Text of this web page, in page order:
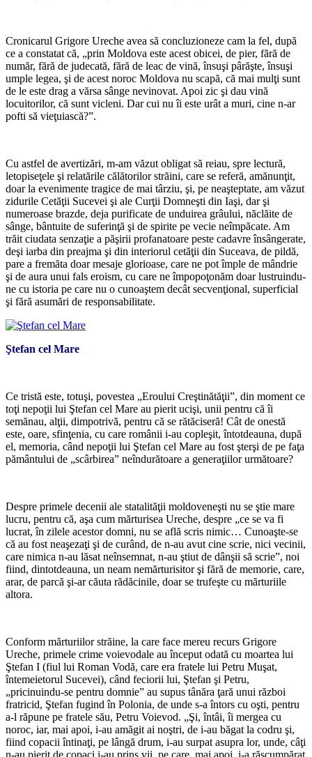
Cronicarul Grigore Ureche avea să concluzioneze cam la fel, după
ce a constatat că, „prin Moldova este acest obicei, de pier, fără de
număr, fără de judecată, fără de leac de vină, însuşi pârăşte, însuşi
umple legea, şi de acest noroc Moldova nu scapă, că mai mulţi sunt
de le este drag a vărsa sânge nevinovat. Apoi zic şi dau vină
locuitorilor, că sunt vicleni. Dar cui nu îi este urât a muri, cine n-ar
pofti să vieţuiască?”.
Cu astfel de avertizări, m-am văzut obligat să reiau, spre lectură,
letopiseţele şi relatările călătorilor străini, care se referă, amănunţit,
doar la evenimente tragice de mai târziu, şi, pe neaşteptate, am văzut
zidurile Cetăţii Sucevei şi ale Curţii Domneşti din Iaşi, dar şi
numeroase brazde, deja purificate de unduirea grâului, năclăite de
sânge, bântuite de suferinţă şi de spirite pe vecie neîmpăcate. Am
trăit ciudata senzaţie a păşirii profanatoare peste cadavre însângerate,
deşi iarba din preajma şi din interiorul cetăţii din Suceava, de pildă,
pare a fremăta doar mesaje glorioase, care ne pot împle de mândrie
şi de aura unui fals eroism, cu care ne împopoţonăm doar lustruindu-
ne cu istoria pe care nu o cunoaştem decât secvenţional, superficial
şi fără asumări de responsabilitate.
Ştefan cel Mare
Ce tristă este, totuşi, povestea „Eroului Creştinătăţii”, din moment ce
toţi nepoţii lui Ştefan cel Mare au pierit ucişi, unii pentru că îi
semănau, alţii, dimpotrivă, pentru că se rătăciseră! Cât de onestă
este, oare, sfinţenia, cu care românii i-au copleşit, întotdeauna, după
el, memoria, când nepoţii lui Ştefan cel Mare au fost şterşi de pe faţa
pământului de „scârbirea” neîndurătoare a generaţiilor următoare?
Despre primele decenii ale statalităţii moldoveneşti nu se ştie mare
lucru, pentru că, aşa cum mărturisea Ureche, despre „ce se va fi
lucrat, în zilele acestor domni, nu se află scris nimic… Cunoaşte-se
că au fost neaşezaţi şi de curând, de n-au avut cine scrie, nici vecinii,
care nimica n-au lăsat neînsemnat, n-au ştiut de dânşii să scrie”, noi
fiind, dintotdeauna, un neam nemărturisitor şi fără de memorie, care,
arar, de parcă şi-ar căuta rădăcinile, doar se trufeşte cu mărturiile
altora.
Conform mărturiilor străine, la care face mereu recurs Grigore
Ureche, primele crime voievodale au început odată cu moartea lui
Ştefan I (fiul lui Roman Vodă, care era fratele lui Petru Muşat,
întemeietorul Sucevei), când feciorii lui, Ştefan şi Petru,
„pricinuindu-se pentru domnie” au supus tânăra ţară unui război
fratricid, Ştefan fugind în Polonia, de unde s-a întors cu oşti, pentru
a-l răpune pe fratele său, Petru Voievod. „Şi, întâi, îi mergea cu
noroc, iar, mai apoi, i-au amăgit ai noştri, de i-au băgat la codru şi,
fiind copacii întinaţi, pe lângă drum, i-au surpat asupra lor, unde, câţi
n-au pierit de copaci i-au prins vii, pe care, mai apoi, i-a răscumpărat